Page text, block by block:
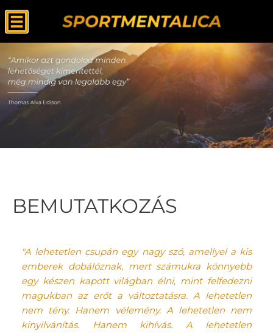
BEMUTATKOZÁS
"A lehetetlen csupán egy nagy szó, amellyel a kis
emberek dobálóznak, mert számukra könnyebb
egy készen kapott világban élni, mint felfedezni
magukban az erőt a változtatásra. A lehetetlen
nem tény. Hanem vélemény. A lehetetlen nem
kinyilvánítás. Hanem kihívás. A lehetetlen